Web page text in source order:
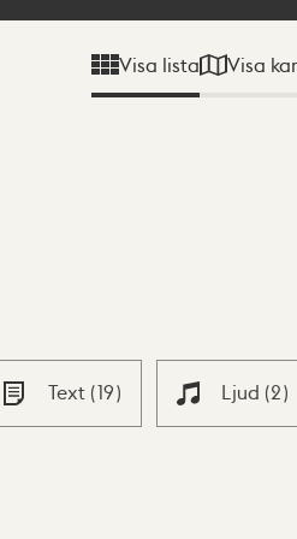
Visa lista Visa
Text (19) Ljud (2)